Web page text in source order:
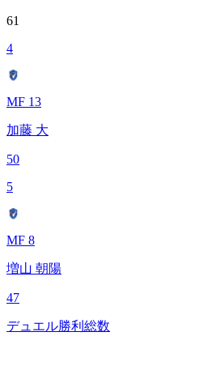
61
4
MF 13
加藤 大
50
5
MF 8
増山 朝陽
47
デュエル勝利総数